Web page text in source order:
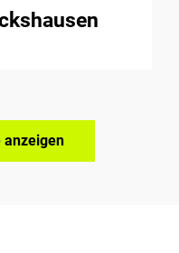
anzeigen